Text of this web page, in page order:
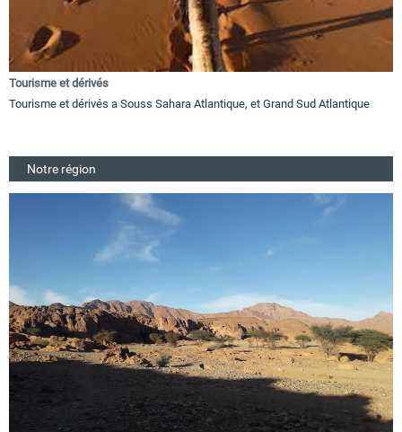
Tourisme et dérivés
Tourisme et dérivés a Souss Sahara Atlantique, et Grand Sud Atlantique
Notre région